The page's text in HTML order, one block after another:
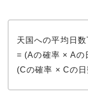
天国への平均日数
= (Aの確率 × Aの
(Cの確率 × Cの日